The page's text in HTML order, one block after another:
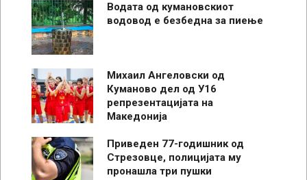
Водата од кумановскиот
водовод е безбедна за пиење
Михаил Ангеловски од
Куманово дел од У16
репрезентацијата на
Македонија
Приведен 77-годишник од
Стрезовце, полицијата му
пронашла три пушки